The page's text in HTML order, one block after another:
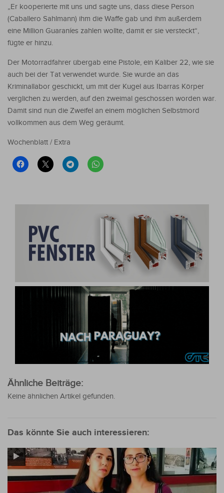
„Er kooperierte mit uns und sagte uns, dass diese Person
(Caballero Sahlmann) ihm die Waffe gab und ihm außerdem
eine Million Guaraníes zahlen wollte, damit er sie versteckt“,
fügte er hinzu.
Der Motorradfahrer übergab eine Pistole, ein Kaliber 22, wie sie
auch bei der Tat verwendet wurde. Sie wurde an das
Kriminallabor geschickt, um mit der Kugel aus Ibarras Körper
verglichen zu werden, auf den zweimal geschossen worden war.
Damit sind nun die Zweifel an einem möglichen Selbstmord
vollkommen aus dem Weg geräumt.
Wochenblatt / Extra
Ähnliche Beiträge:
Keine ähnlichen Artikel gefunden.
Das könnte Sie auch interessieren: